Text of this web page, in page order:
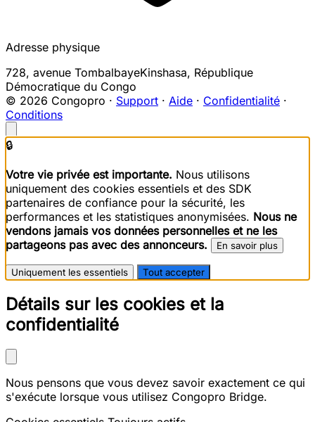
Adresse physique
728, avenue TombalbayeKinshasa, République
Démocratique du Congo
© 2026 Congopro · Support · Aide · Confidentialité ·
Conditions
🔒
Votre vie privée est importante. Nous utilisons
uniquement des cookies essentiels et des SDK
partenaires de confiance pour la sécurité, les
performances et les statistiques anonymisées. Nous ne
vendons jamais vos données personnelles et ne les
partageons pas avec des annonceurs.
En savoir plus
Uniquement les essentiels Tout accepter
Détails sur les cookies et la
confidentialité
Nous pensons que vous devez savoir exactement ce qui
s'exécute lorsque vous utilisez Congopro Bridge.